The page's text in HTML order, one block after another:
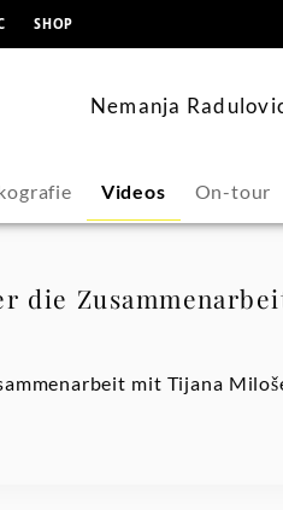
SHOP
Nemanja
Videos On-tour
die
mit Tijana